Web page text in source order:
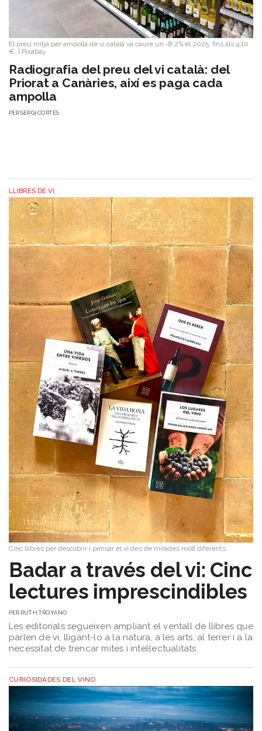
El preu mitjà per ampolla de vi català va caure un -8,2% el 2025, fins als 4,10
€. | Pixabay
Radiografia del preu del vi català: del
Priorat a Canàries, així es paga cada
ampolla
PERSERGI CORTÉS
LLIBRES DE VI
Cinc llibres per descobrir i pensar el vi des de mirades molt diferents.
Badar a través del vi: Cinc
lectures imprescindibles
PER RUTH TROYANO
Les editorials segueixen ampliant el ventall de llibres que
parlen de vi, lligant-lo a la natura, a les arts, al terrer i a la
necessitat de trencar mites i intel·lectualitats
CURIOSIDADES DEL VINO